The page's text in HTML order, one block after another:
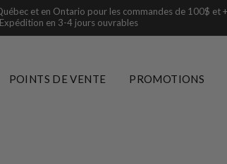
et en Ontario pour les commandes de 100$ et +
Expédition en 3-4 jours ouvrables
POINTS DE VENTE PROMOTIONS